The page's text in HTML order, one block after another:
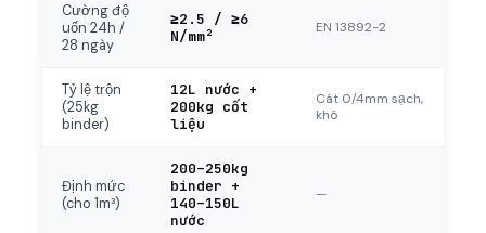
Cường độ
uốn 24h /
28 ngày
≥2.5 / ≥6
N/mm²
EN 13892-2
Tỷ lệ trộn
(25kg
binder)
12L nước +
200kg cốt
liệu
Cát 0/4mm sạch,
khô
Định mức
(cho 1m³)
200–250kg
binder +
140–150L
nước
—